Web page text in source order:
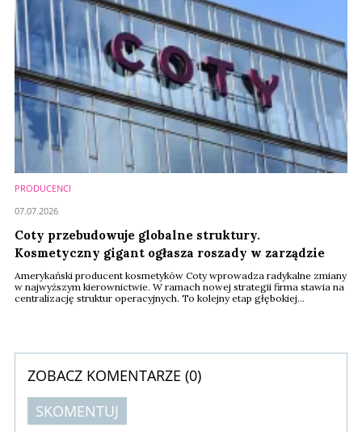
PRODUCENCI
Coty przebudowuje globalne struktury.
Kosmetyczny gigant ogłasza roszady w zarządzie
Amerykański producent kosmetyków Coty wprowadza radykalne zmiany
w najwyższym kierownictwie. W ramach nowej strategii firma stawia na
centralizację struktur operacyjnych. To kolejny etap głębokiej
07.07.2026
ZOBACZ KOMENTARZE (0)
SKOMENTUJ